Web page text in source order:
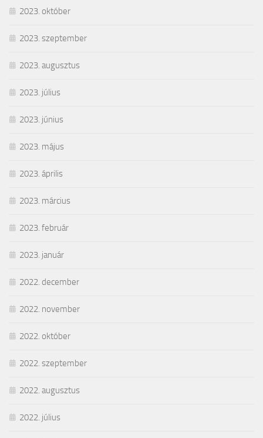
2023. október
2023. szeptember
2023. augusztus
2023. július
2023. június
2023. május
2023. április
2023. március
2023. február
2023. január
2022. december
2022. november
2022. október
2022. szeptember
2022. augusztus
2022. július